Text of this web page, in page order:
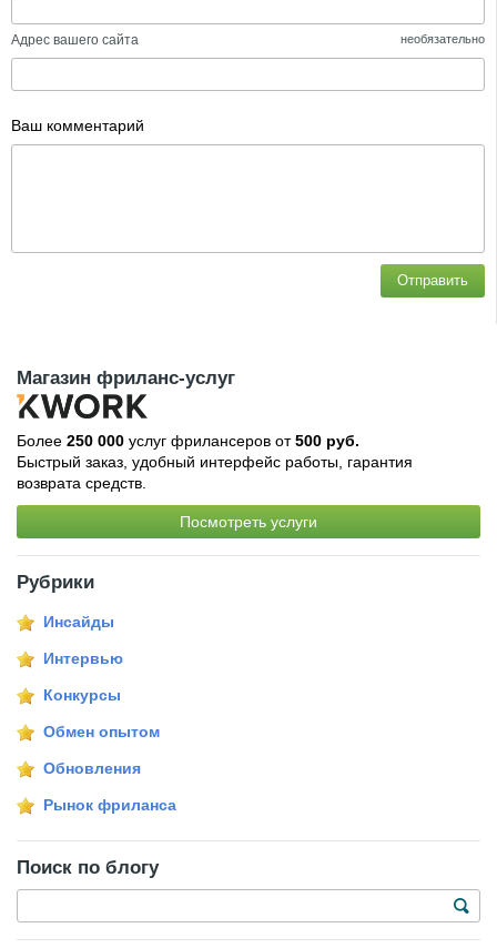
Адрес вашего сайта необязательно
Ваш комментарий
Отправить
Магазин фриланс-услуг
Более 250 000 услуг фрилансеров от500 руб.
Быстрый заказ, удобный интерфейс работы, гарантия
возврата средств.
Посмотреть услуги
Рубрики
Инсайды
Интервью
Конкурсы
Обмен опытом
Обновления
Рынок фриланса
Поиск по блогу